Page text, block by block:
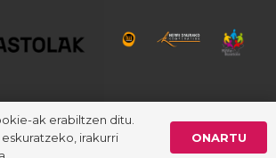
ak erabiltzen ditu.
irakurri
ONARTU